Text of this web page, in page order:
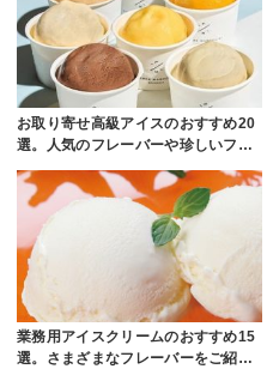
お取り寄せ高級アイスのおすすめ20
選。人気のフレーバーや珍しいフ…
業務用アイスクリームのおすすめ15
選。さまざまなフレーバーをご紹…